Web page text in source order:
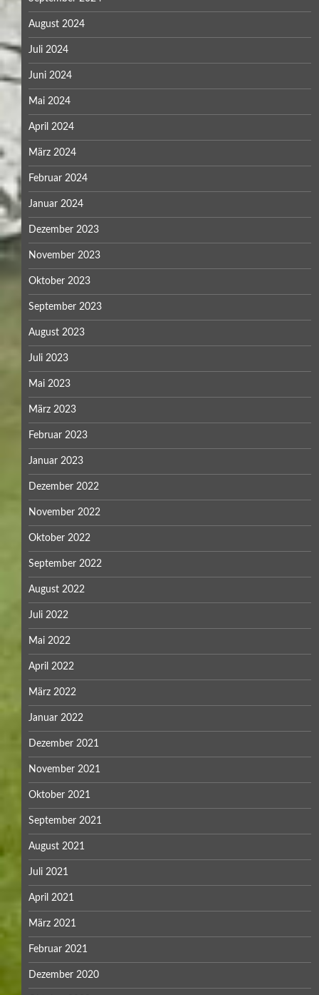
August 2024
Juli 2024
Juni 2024
Mai 2024
April 2024
März 2024
Februar 2024
Januar 2024
Dezember 2023
November 2023
Oktober 2023
September 2023
August 2023
Juli 2023
Mai 2023
März 2023
Februar 2023
Januar 2023
Dezember 2022
November 2022
Oktober 2022
September 2022
August 2022
Juli 2022
Mai 2022
April 2022
März 2022
Januar 2022
Dezember 2021
November 2021
Oktober 2021
September 2021
August 2021
Juli 2021
April 2021
März 2021
Februar 2021
Dezember 2020